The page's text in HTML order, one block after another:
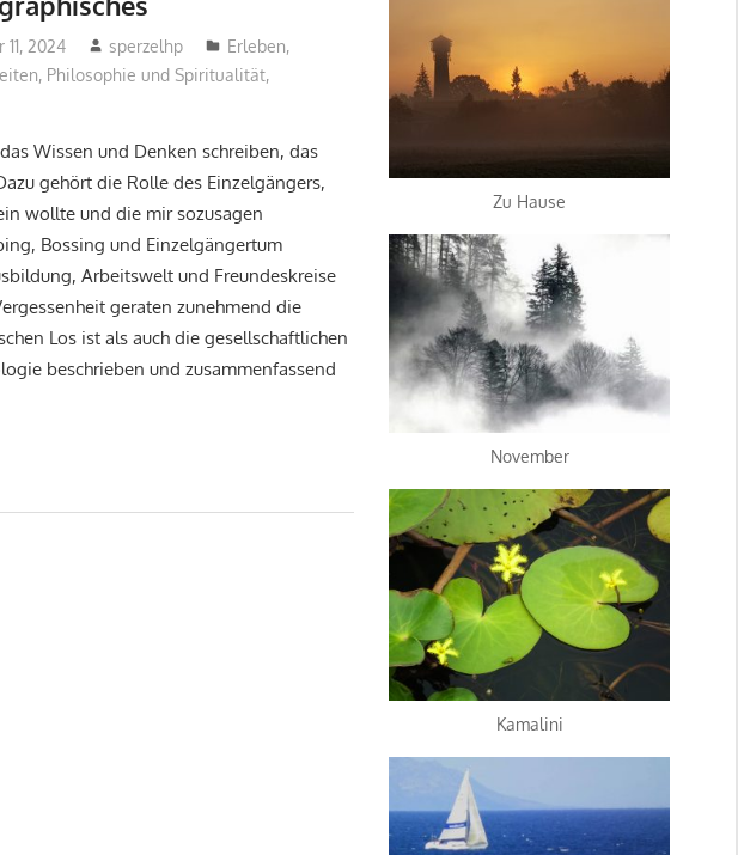
2024 sperzelhp Erleben,
, Philosophie und Spiritualität,
Wissen und Denken schreiben, das
gehört die Rolle des Einzelgängers,
wollte und die mir sozusagen
Bossing und Einzelgängertum
Arbeitswelt und Freundeskreise
geraten zunehmend die
Los ist als auch die gesellschaftlichen
beschrieben und zusammenfassend
Zu Hause
November
Kamalini